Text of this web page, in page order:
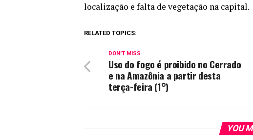
localização e falta de vegetação na capital.
RELATED TOPICS:
DON'T MISS
Uso do fogo é proibido no Cerrado
e na Amazônia a partir desta
terça-feira (1°)
YOU